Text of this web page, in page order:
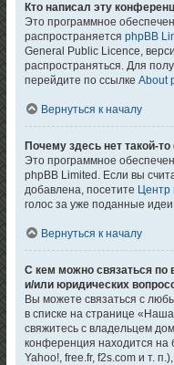
Кто написал эту
Это программное
распространяетсяphpBB
General Public Licence,
распространяться. Для
перейдите по ссылкеAbout
Вернуться к началу
Почему здесь нет такой-
Это программное
phpBB Limited. Если вы
добавлена, посетите Центр
голос за уже поданные
Вернуться к началу
С кем можно связаться по
и/или юридических
Вы можете связаться с
в списке на странице
свяжитесь с владельцем
конференция находится
Yahoo!, free.fr, f2s.com и т.